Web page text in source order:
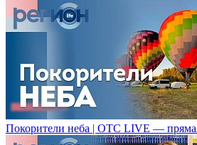
Покорители неба | ОТС LIVE —